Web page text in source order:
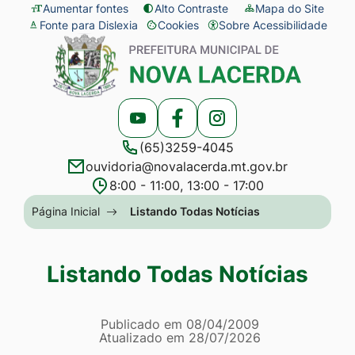
Seção
de
atalhos
acessibilidade
Ir
para
conteúdo
menu
[alt+2]
para
Aumentar fontes Alto Contraste
Mapa do Site
Fonte para Dislexia
Cookies
Abrir
preferências
de
cookies
Sobre Acessibilidade
Seção
menu
Acessar
a
Rede
Social
Acessar
a
Rede
Social
Acessar
a
Rede
Social
(65)3259-4045
ouvidoria@novalacerda.mt.gov.br
8:00 - 11:00, 13:00 - 17:00
Seção
do
principal
Página Inicial Listando Todas Notícias
Listando Todas Notícias
Página Listando Todas
Informações
Publicado em 08/04/2009
Atualizado em 28/07/2026